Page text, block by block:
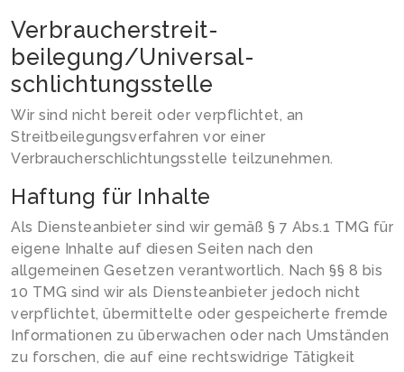
Verbraucher­streit­
beilegung/Universal­
schlichtungs­stelle
Wir sind nicht bereit oder verpflichtet, an
Streitbeilegungsverfahren vor einer
Verbraucherschlichtungsstelle teilzunehmen.
Haftung für Inhalte
Als Diensteanbieter sind wir gemäß § 7 Abs.1 TMG für
eigene Inhalte auf diesen Seiten nach den
allgemeinen Gesetzen verantwortlich. Nach §§ 8 bis
10 TMG sind wir als Diensteanbieter jedoch nicht
verpflichtet, übermittelte oder gespeicherte fremde
Informationen zu überwachen oder nach Umständen
zu forschen, die auf eine rechtswidrige Tätigkeit